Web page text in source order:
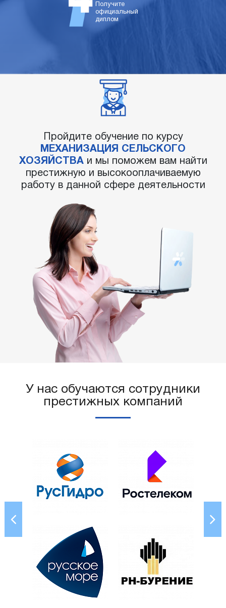
Получите
официальный
диплом
Пройдите обучение по курсу
МЕХАНИЗАЦИЯ СЕЛЬСКОГО
ХОЗЯЙСТВАи мы поможем вам найти
престижную и высокооплачиваемую
работу в данной сфере деятельности
У нас обучаются сотрудники
престижных компаний